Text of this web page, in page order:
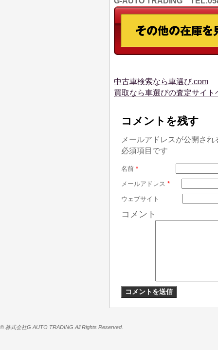
中古車検索なら車選び.com
買取なら車選びの査定サイト
コメントを残す
メールアドレスが公開さ
必須項目です
名前 *
メールアドレス *
ウェブサイト
コメント
© 株式会社G AUTO TRADING All Rights Reserved.